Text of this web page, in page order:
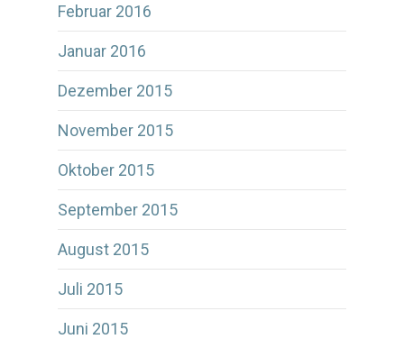
Februar 2016
Januar 2016
Dezember 2015
November 2015
Oktober 2015
September 2015
August 2015
Juli 2015
Juni 2015